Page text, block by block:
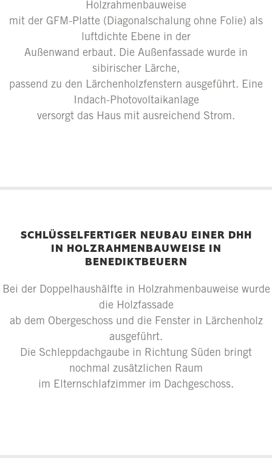
Holzrahmenbauweise
mit der GFM-Platte (Diagonalschalung ohne Folie) als
luftdichte Ebene in der
Außenwand erbaut. Die Außenfassade wurde in
sibirischer Lärche,
passend zu den Lärchenholzfenstern ausgeführt. Eine
Indach-Photovoltaikanlage
versorgt das Haus mit ausreichend Strom.
SCHLÜSSELFERTIGER NEUBAU EINER DHH
IN HOLZRAHMENBAUWEISE IN
BENEDIKTBEUERN
Bei der Doppelhaushälfte in Holzrahmenbauweise wurde
die Holzfassade
ab dem Obergeschoss und die Fenster in Lärchenholz
ausgeführt.
Die Schleppdachgaube in Richtung Süden bringt
nochmal zusätzlichen Raum
im Elternschlafzimmer im Dachgeschoss.